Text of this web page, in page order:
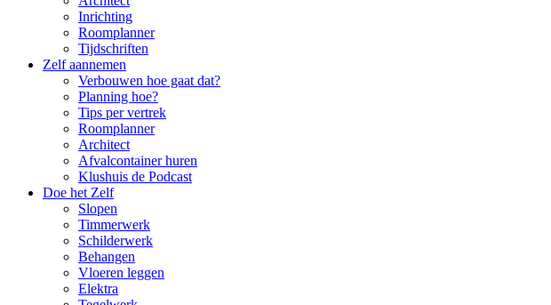
Inrichting
Roomplanner
Tijdschriften
Zelf aannemen
Verbouwen hoe gaat dat?
Planning hoe?
Tips per vertrek
Roomplanner
Architect
Afvalcontainer huren
Klushuis de Podcast
Doe het Zelf
Slopen
Timmerwerk
Schilderwerk
Behangen
Vloeren leggen
Elektra